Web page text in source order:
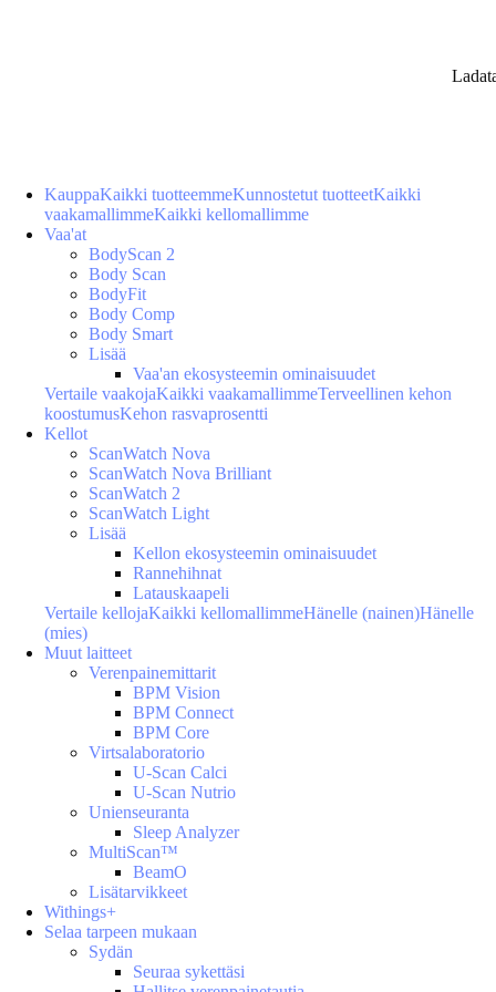
KauppaKaikki tuotteemmeKunnostetut tuotteetKaikki
vaakamallimmeKaikki kellomallimme
Vaa'at
BodyScan 2
Body Scan
BodyFit
Body Comp
Body Smart
Lisää
Vaa'an ekosysteemin ominaisuudet
Vertaile vaakojaKaikki vaakamallimmeTerveellinen kehon
koostumusKehon rasvaprosentti
Kellot
ScanWatch Nova
ScanWatch Nova Brilliant
ScanWatch 2
ScanWatch Light
Lisää
Kellon ekosysteemin ominaisuudet
Rannehihnat
Latauskaapeli
Vertaile kellojaKaikki kellomallimmeHänelle (nainen)Hänelle
(mies)
Muut laitteet
Verenpainemittarit
BPM Vision
BPM Connect
BPM Core
Virtsalaboratorio
U-Scan Calci
U-Scan Nutrio
Unienseuranta
Sleep Analyzer
MultiScan™
BeamO
Lisätarvikkeet
Withings+
Selaa tarpeen mukaan
Sydän
Seuraa sykettäsi